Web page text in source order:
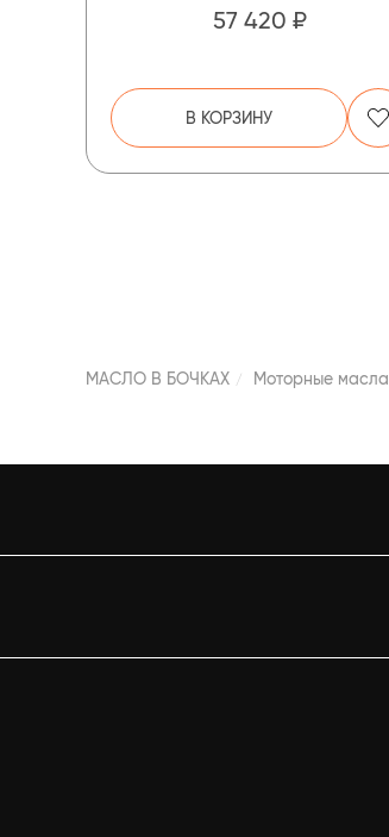
57 420 ₽
В КОРЗИНУ
МАСЛО В БОЧКАХ Моторные масла